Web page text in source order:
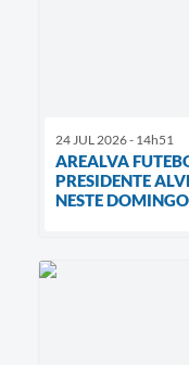
24 JUL 2026 - 14h51
AREALVA
PRESIDENTE
NESTE DOMINGO